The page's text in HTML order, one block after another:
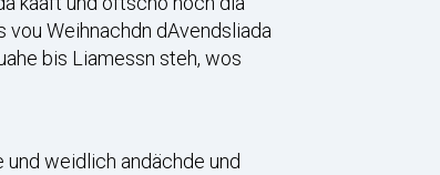
vou Weihnachdn dAvendsliada
bis Liamessn steh, wos
und weidlich andächde und